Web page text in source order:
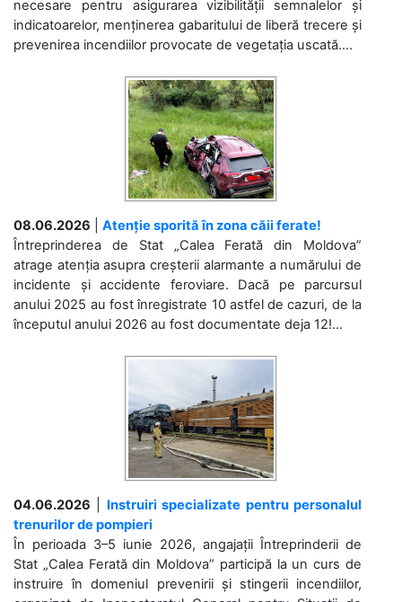
necesare pentru asigurarea vizibilității semnalelor și
indicatoarelor, menținerea gabaritului de liberă trecere și
prevenirea incendiilor provocate de vegetația uscată....
08.06.2026
Atenție sporită în zona căii ferate!
Întreprinderea de Stat „Calea Ferată din Moldova”
atrage atenția asupra creșterii alarmante a numărului de
incidente și accidente feroviare. Dacă pe parcursul
anului 2025 au fost înregistrate 10 astfel de cazuri, de la
începutul anului 2026 au fost documentate deja 12!...
04.06.2026
Instruiri specializate pentru personalul
trenurilor de pompieri
În perioada 3–5 iunie 2026, angajații Întreprinderii de
Stat „Calea Ferată din Moldova” participă la un curs de
instruire în domeniul prevenirii și stingerii incendiilor,